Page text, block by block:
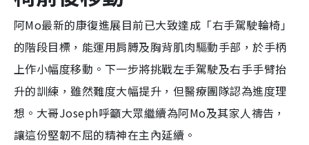
阿Mo最新的康復進展目前已大致達成「右手駕駛輪椅」
的階段目標，能運用肩膊及胸背肌肉驅動手部，於手柄
上作小幅度移動。下一步將挑戰左手駕駛及右手手臂抬
升的訓練，雖然難度大幅提升，但醫療團隊認為進度理
想。大哥Joseph呼籲大眾繼續為阿Mo及其家人禱告，
讓這份堅韌不屈的精神在主內延續。